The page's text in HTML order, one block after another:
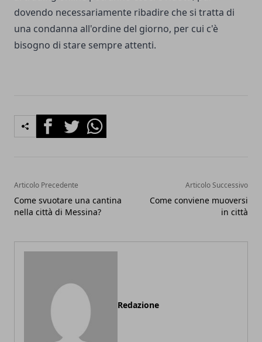
dovendo necessariamente ribadire che si tratta di
una condanna all'ordine del giorno, per cui c'è
bisogno di stare sempre attenti.
FacebookTwitterWhatsapp
Articolo Precedente
Come svuotare una cantina
nella città di Messina?
Articolo Successivo
Come conviene muoversi
in città
Redazione